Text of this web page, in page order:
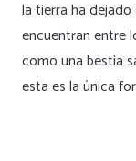
la tierra ha
encuentran entre
como una bestia
esta es la única